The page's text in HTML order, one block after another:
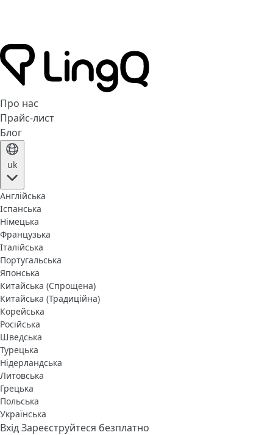
Про нас
Прайс-лист
Блог
uk
Англійська
Іспанська
Німецька
Французька
Італійська
Португальська
Японська
Китайська (Спрощена)
Китайська (Традиційна)
Корейська
Російська
Шведська
Турецька
Нідерландська
Литовська
Грецька
Польська
Українська
ВхідЗареєструйтеся безплатно